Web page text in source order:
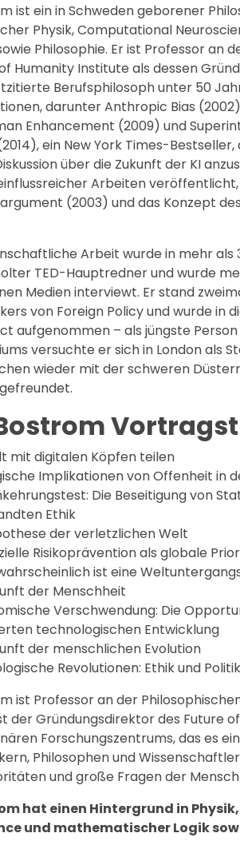
ist ein in Schweden geborener
Physik, Computational
Philosophie. Er ist Professor an
Humanity Institute als dessen
Berufsphilosoph unter 50
darunter Anthropic Bias
Enhancement (2009) und
ein New York Times-
über die Zukunft der KI
Arbeiten
(2003) und das Konzept
Arbeit wurde in mehr als
TED-Hauptredner und wurde
Medien interviewt. Er stand
von Foreign Policy und wurde in
aufgenommen – als jüngste
versuchte er sich in London als
wieder mit der schweren
mit digitalen Köpfen teilen
Implikationen von Offenheit in
Die Beseitigung von
Ethik
der verletzlichen Welt
Risikoprävention als globale
ist eine
der Menschheit
Verschwendung: Die
technologischen Entwicklung
der menschlichen Evolution
Revolutionen: Ethik und
ist Professor an der
der Gründungsdirektor des Future
Forschungszentrums, das es
Philosophen und
und große Fragen der
hat einen Hintergrund in
und mathematischer Logik